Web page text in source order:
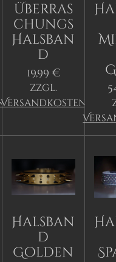
Überras
chungs
Halsban
d
19,99 €
zzgl.
Versandkosten
Halsban
d
Golden